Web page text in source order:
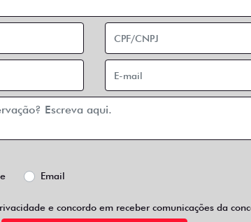
Email
e concordo em receber comunicações da